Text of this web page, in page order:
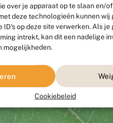
over je apparaat op te slaan en/
deze technologieën kunnen wij
op deze site verwerken. Als
intrekt, kan dit een nadelige
mogelijkheden.
Cookiebeleid
Jurriën van Deijk, Piepert, Zd-Limburg,